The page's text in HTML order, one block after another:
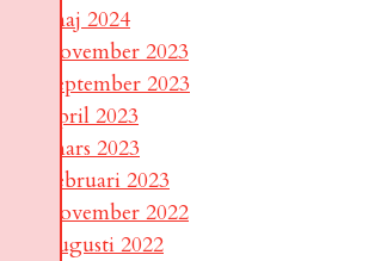
maj 2024
november 2023
september 2023
april 2023
mars 2023
februari 2023
november 2022
augusti 2022